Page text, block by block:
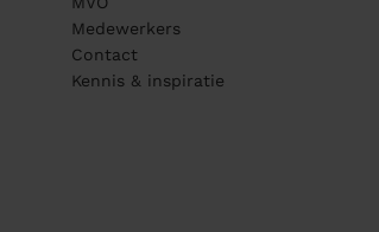
Medewerkers
Contact
Kennis & inspiratie